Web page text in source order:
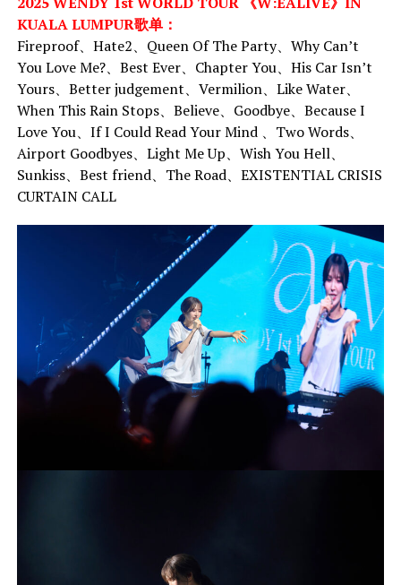
KUALA LUMPUR歌单：
Fireproof、Hate2、Queen Of The Party、Why Can’t
You Love Me?、Best Ever、Chapter You、His Car Isn’t
Yours、Better judgement、Vermilion、Like Water、
When This Rain Stops、Believe、Goodbye、Because I
Love You、If I Could Read Your Mind 、Two Words、
Airport Goodbyes、Light Me Up、Wish You Hell、
Sunkiss、Best friend、The Road、EXISTENTIAL CRISIS
CURTAIN CALL